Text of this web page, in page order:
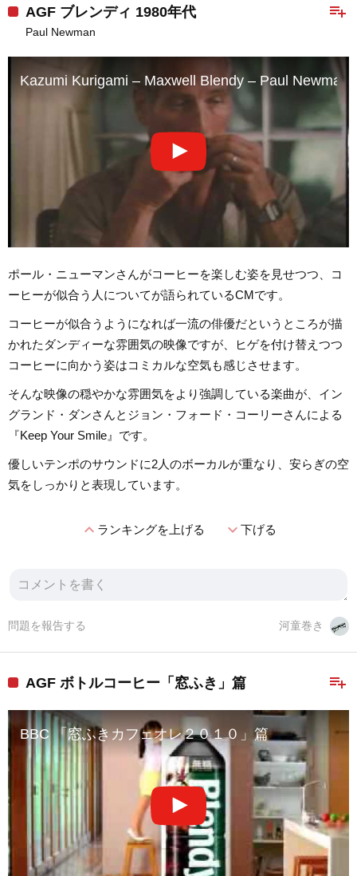
playlist_add
AGF ブレンディ 1980年代
Paul Newman
Kazumi Kurigami – Maxwell Blendy – Paul Newman
ポール・ニューマンさんがコーヒーを楽しむ姿を見せつつ、コ
ーヒーが似合う人についてが語られているCMです。
コーヒーが似合うようになれば一流の俳優だというところが描
かれたダンディーな雰囲気の映像ですが、ヒゲを付け替えつつ
コーヒーに向かう姿はコミカルな空気も感じさせます。
そんな映像の穏やかな雰囲気をより強調している楽曲が、イン
グランド・ダンさんとジョン・フォード・コーリーさんによる
『Keep Your Smile』です。
優しいテンポのサウンドに2人のボーカルが重なり、安らぎの空
気をしっかりと表現しています。
expand_lessランキングを上げる expand_more下げる
河童巻き
問題を報告する
playlist_add
AGF ボトルコーヒー「窓ふき」篇
BBC 「窓ふきカフェオレ２０１０」篇